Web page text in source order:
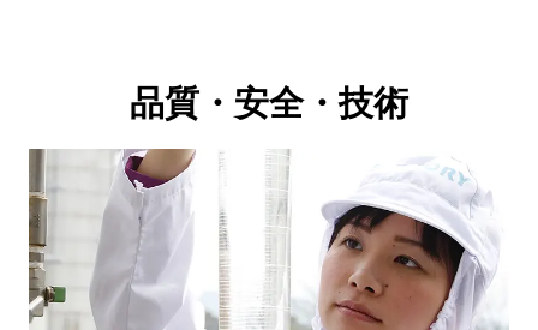
品質・安全・技術